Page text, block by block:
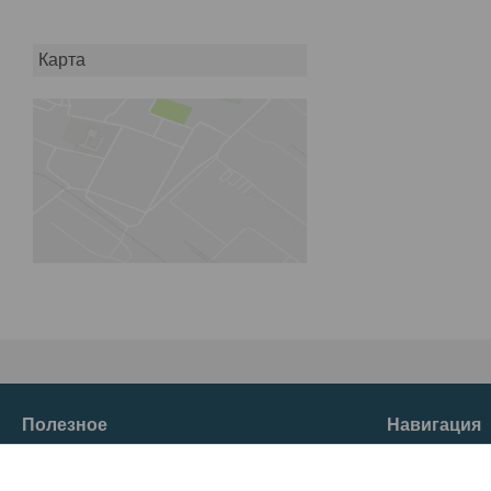
Карта
Полезное Навигация